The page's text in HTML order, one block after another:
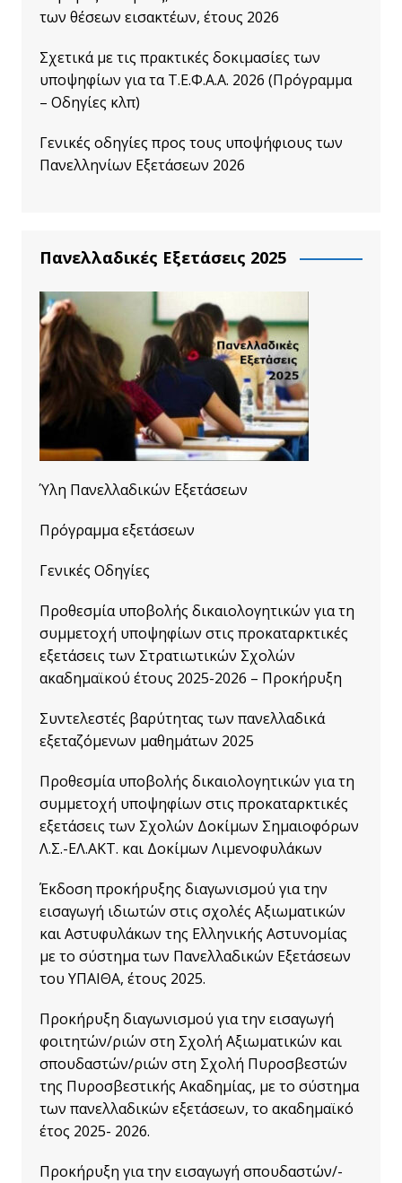
των θέσεων εισακτέων, έτους 2026
Σχετικά με τις πρακτικές δοκιμασίες των
υποψηφίων για τα Τ.Ε.Φ.Α.Α. 2026 (Πρόγραμμα
– Οδηγίες κλπ)
Γενικές οδηγίες προς τους υποψήφιους των
Πανελληνίων Εξετάσεων 2026
Πανελλαδικές Εξετάσεις 2025
Ύλη Πανελλαδικών Εξετάσεων
Πρόγραμμα εξετάσεων
Γενικές Οδηγίες
Προθεσμία υποβολής δικαιολογητικών για τη
συμμετοχή υποψηφίων στις προκαταρκτικές
εξετάσεις των Στρατιωτικών Σχολών
ακαδημαϊκού έτους 2025-2026 – Προκήρυξη
Συντελεστές βαρύτητας των πανελλαδικά
εξεταζόμενων μαθημάτων 2025
Προθεσμία υποβολής δικαιολογητικών για τη
συμμετοχή υποψηφίων στις προκαταρκτικές
εξετάσεις των Σχολών Δοκίμων Σημαιοφόρων
Λ.Σ.-ΕΛ.ΑΚΤ. και Δοκίμων Λιμενοφυλάκων
Έκδοση προκήρυξης διαγωνισμού για την
εισαγωγή ιδιωτών στις σχολές Αξιωματικών
και Αστυφυλάκων της Ελληνικής Αστυνομίας
με το σύστημα των Πανελλαδικών Εξετάσεων
του ΥΠΑΙΘΑ, έτους 2025.
Προκήρυξη διαγωνισμού για την εισαγωγή
φοιτητών/ριών στη Σχολή Αξιωματικών και
σπουδαστών/ριών στη Σχολή Πυροσβεστών
της Πυροσβεστικής Ακαδημίας, με το σύστημα
των πανελλαδικών εξετάσεων, το ακαδημαϊκό
έτος 2025- 2026.
Προκήρυξη για την εισαγωγή σπουδαστών/-